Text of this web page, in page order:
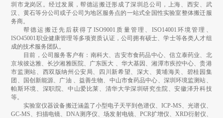
圳市龙岗区。经过发展，帮德运搬迁形成了深圳总公司，上海、西安、武
汉、黄石等分公司或子公司为地区服务点的一站式全国性实验室整体搬迁服
务商。
帮德运搬迁先后获得了ISO9001质量管理、ISO14001环境管理、
ISO45001职业健康管理等多项资质认证，公司拥有硕士、学士等各类人才组
成的技术服务团队。
目前，公司服务客户有：南科大、吉安市食药品中心、信立泰药业、北
京埃彼达雅、长沙湘雅医院、广东医大 、华大基因、湘潭市疾控中心、贵港
市监测站、西双版纳州公安局、四川新希望、深大、黄埔海关、碧桂园集
团、国创新能源、广油 、益善生物、中山市食药品中心、深圳环境监测站、
帕斯环境、深职院、中山爱比莱、清华大学深圳研究生院、安徽泽升科技
等。
实验室仪器设备搬迁涵盖了小型电子天平到色谱仪、ICP-MS、光谱仪、
GC-MS、扫描电镜、DNA测序仪、场发射电镜、PCR扩增仪、XRD衍射仪、